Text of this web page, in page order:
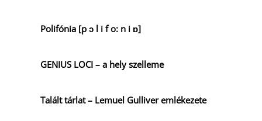
Polifónia [p ɔ l i f o: n i ɒ]
GENIUS LOCI – a hely szelleme
Talált tárlat – Lemuel Gulliver emlékezete